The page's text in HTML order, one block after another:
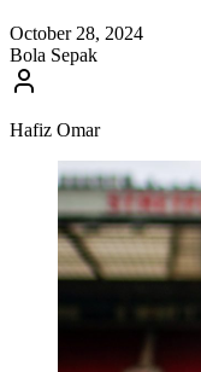
October 28, 2024
Bola Sepak
Hafiz Omar